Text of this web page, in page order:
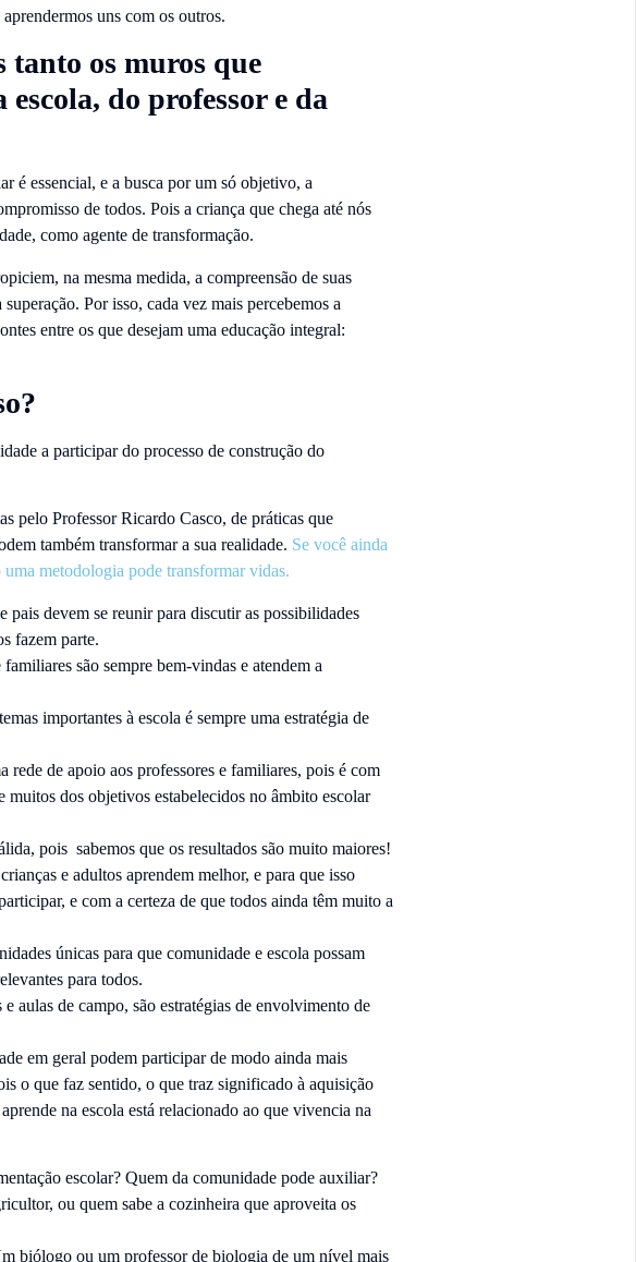
uns com os outros.
tanto os muros que
do professor e da
é essencial, e a busca por um só objetivo, a
de todos. Pois a criança que chega até nós
como agente de transformação.
na mesma medida, a compreensão de suas
Por isso, cada vez mais percebemos a
entre os que desejam uma educação integral:
a participar do processo de construção do
pelo Professor Ricardo Casco, de práticas que
também transformar a sua realidade. Se você ainda
metodologia pode transformar vidas.
pais devem se reunir para discutir as possibilidades
fazem parte.
são sempre bem-vindas e atendem a
importantes à escola é sempre uma estratégia de
rede de apoio aos professores e familiares, pois é com
muitos dos objetivos estabelecidos no âmbito escolar
pois sabemos que os resultados são muito maiores!
e adultos aprendem melhor, e para que isso
e com a certeza de que todos ainda têm muito a
únicas para que comunidade e escola possam
para todos.
aulas de campo, são estratégias de envolvimento de
em geral podem participar de modo ainda mais
o que faz sentido, o que traz significado à aquisição
na escola está relacionado ao que vivencia na
escolar? Quem da comunidade pode auxiliar?
ou quem sabe a cozinheira que aproveita os
biólogo ou um professor de biologia de um nível mais